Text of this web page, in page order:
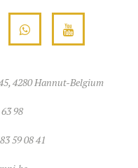
4280 Hannut-Belgium
98
59 08 41